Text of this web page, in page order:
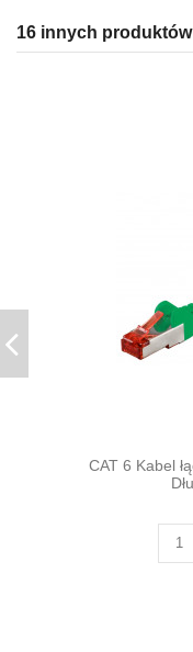
16 innych
CAT 6 Kabel